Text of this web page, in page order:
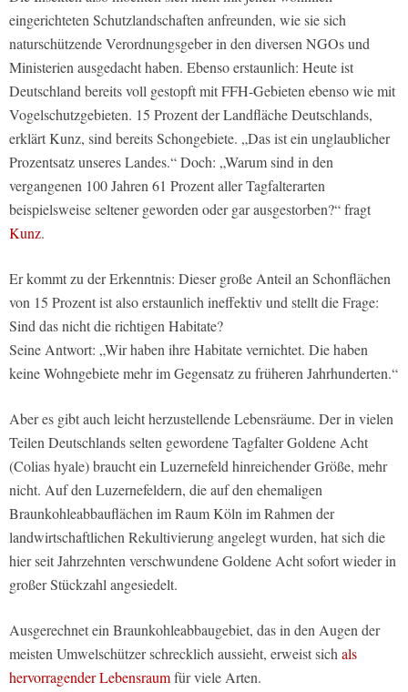
eingerichteten Schutzlandschaften anfreunden, wie sie sich
naturschützende Verordnungsgeber in den diversen NGOs und
Ministerien ausgedacht haben. Ebenso erstaunlich: Heute ist
Deutschland bereits voll gestopft mit FFH-Gebieten ebenso wie mit
Vogelschutzgebieten. 15 Prozent der Landfläche Deutschlands,
erklärt Kunz, sind bereits Schongebiete. „Das ist ein unglaublicher
Prozentsatz unseres Landes.“ Doch: „Warum sind in den
vergangenen 100 Jahren 61 Prozent aller Tagfalterarten
beispielsweise seltener geworden oder gar ausgestorben?“ fragt
Kunz.
Er kommt zu der Erkenntnis: Dieser große Anteil an Schonflächen
von 15 Prozent ist also erstaunlich ineffektiv und stellt die Frage:
Sind das nicht die richtigen Habitate?
Seine Antwort: „Wir haben ihre Habitate vernichtet. Die haben
keine Wohngebiete mehr im Gegensatz zu früheren Jahrhunderten.“
Aber es gibt auch leicht herzustellende Lebensräume. Der in vielen
Teilen Deutschlands selten gewordene Tagfalter Goldene Acht
(Colias hyale) braucht ein Luzernefeld hinreichender Größe, mehr
nicht. Auf den Luzernefeldern, die auf den ehemaligen
Braunkohleabbauflächen im Raum Köln im Rahmen der
landwirtschaftlichen Rekultivierung angelegt wurden, hat sich die
hier seit Jahrzehnten verschwundene Goldene Acht sofort wieder in
großer Stückzahl angesiedelt.
Ausgerechnet ein Braunkohleabbaugebiet, das in den Augen der
meisten Umwelschützer schrecklich aussieht, erweist sich als
hervorragender Lebensraumfür viele Arten.